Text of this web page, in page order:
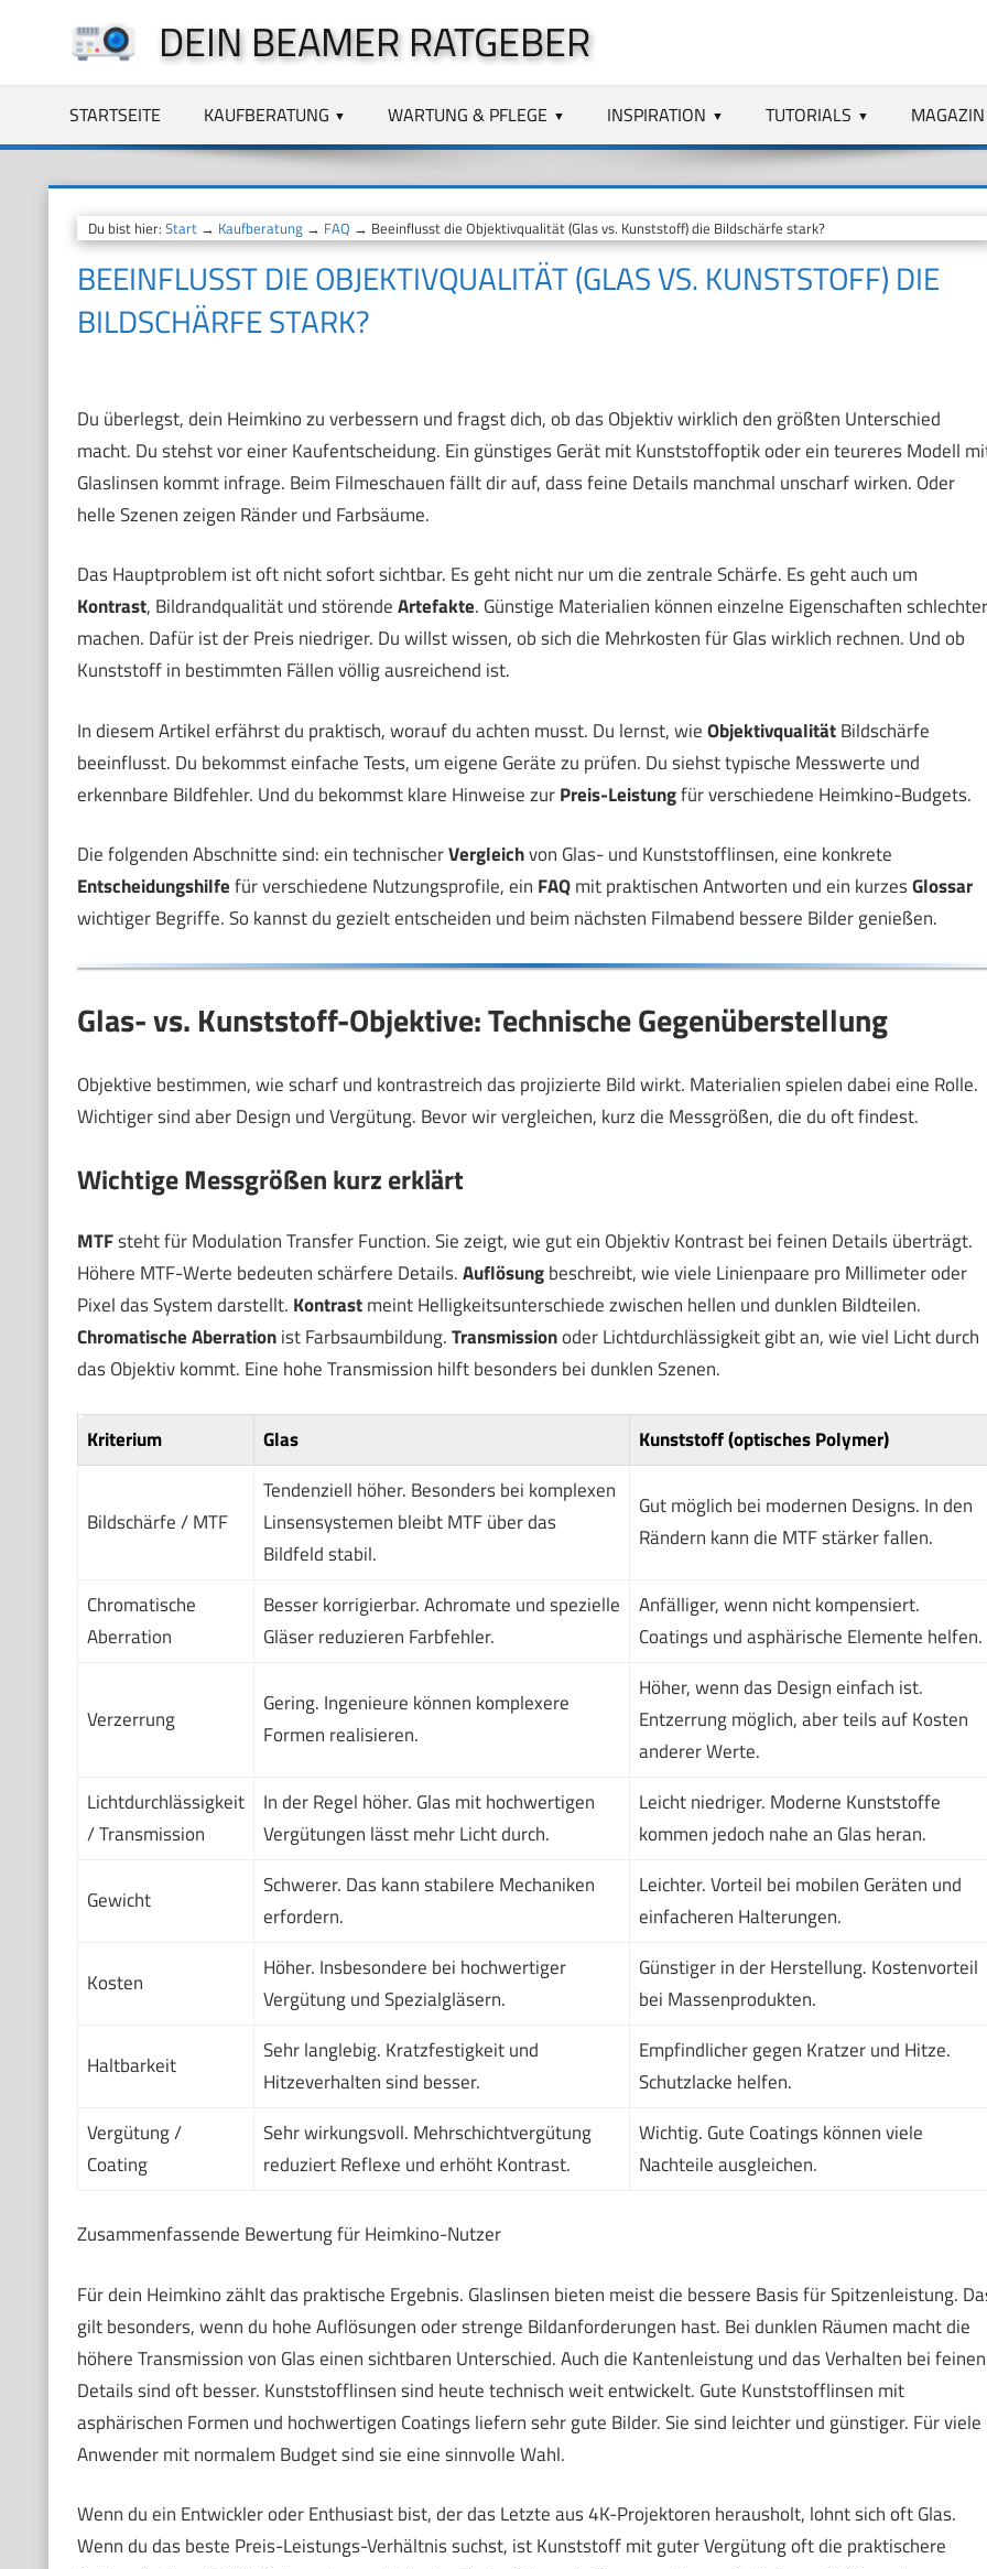
springen
DEIN BEAMER RATGEBER
STARTSEITE KAUFBERATUNG WARTUNG & PFLEGE INSPIRATION TUTORIALS MAGAZIN
Du bist hier: Start→ Kaufberatung→ FAQ → Beeinflusst die Objektivqualität (Glas vs. Kunststoff) die Bildschärfe stark?
BEEINFLUSST DIE OBJEKTIVQUALITÄT (GLAS VS. KUNSTSTOFF) DIE
BILDSCHÄRFE STARK?
Du überlegst, dein Heimkino zu verbessern und fragst dich, ob das Objektiv wirklich den größten Unterschied
macht. Du stehst vor einer Kaufentscheidung. Ein günstiges Gerät mit Kunststoffoptik oder ein teureres Modell
Glaslinsen kommt infrage. Beim Filmeschauen fällt dir auf, dass feine Details manchmal unscharf wirken. Oder
helle Szenen zeigen Ränder und Farbsäume.
Das Hauptproblem ist oft nicht sofort sichtbar. Es geht nicht nur um die zentrale Schärfe. Es geht auch um
Kontrast, Bildrandqualität und störendeArtefakte. Günstige Materialien können einzelne Eigenschaften schlechter
machen. Dafür ist der Preis niedriger. Du willst wissen, ob sich die Mehrkosten für Glas wirklich rechnen. Und ob
Kunststoff in bestimmten Fällen völlig ausreichend ist.
In diesem Artikel erfährst du praktisch, worauf du achten musst. Du lernst, wieObjektivqualitätBildschärfe
beeinflusst. Du bekommst einfache Tests, um eigene Geräte zu prüfen. Du siehst typische Messwerte und
erkennbare Bildfehler. Und du bekommst klare Hinweise zurPreis-Leistungfür verschiedene Heimkino-Budgets.
Die folgenden Abschnitte sind: ein technischerVergleichvon Glas- und Kunststofflinsen, eine konkrete
Entscheidungshilfefür verschiedene Nutzungsprofile, ein FAQmit praktischen Antworten und ein kurzesGlossar
wichtiger Begriffe. So kannst du gezielt entscheiden und beim nächsten Filmabend bessere Bilder genießen.
Glas- vs. Kunststoff-Objektive: Technische Gegenüberstellung
Objektive bestimmen, wie scharf und kontrastreich das projizierte Bild wirkt. Materialien spielen dabei eine Rolle.
Wichtiger sind aber Design und Vergütung. Bevor wir vergleichen, kurz die Messgrößen, die du oft findest.
Wichtige Messgrößen kurz erklärt
MTFsteht für Modulation Transfer Function. Sie zeigt, wie gut ein Objektiv Kontrast bei feinen Details überträgt.
Höhere MTF-Werte bedeuten schärfere Details.Auflösungbeschreibt, wie viele Linienpaare pro Millimeter oder
Pixel das System darstellt. Kontrastmeint Helligkeitsunterschiede zwischen hellen und dunklen Bildteilen.
Chromatische Aberrationist Farbsaumbildung.Transmissionoder Lichtdurchlässigkeit gibt an, wie viel Licht durch
das Objektiv kommt. Eine hohe Transmission hilft besonders bei dunklen Szenen.
Kriterium Glas Kunststoff (optisches Polymer)
Bildschärfe / MTF
Tendenziell höher. Besonders bei komplexen
Linsensystemen bleibt MTF über das
Bildfeld stabil.
Gut möglich bei modernen Designs. In den
Rändern kann die MTF stärker fallen.
Chromatische
Aberration
Besser korrigierbar. Achromate und spezielle
Gläser reduzieren Farbfehler.
Anfälliger, wenn nicht kompensiert.
Coatings und asphärische Elemente helfen.
Verzerrung
Gering. Ingenieure können komplexere
Formen realisieren.
Höher, wenn das Design einfach ist.
Entzerrung möglich, aber teils auf Kosten
anderer Werte.
Lichtdurchlässigkeit
/ Transmission
In der Regel höher. Glas mit hochwertigen
Vergütungen lässt mehr Licht durch.
Leicht niedriger. Moderne Kunststoffe
kommen jedoch nahe an Glas heran.
Gewicht
Schwerer. Das kann stabilere Mechaniken
erfordern.
Leichter. Vorteil bei mobilen Geräten und
einfacheren Halterungen.
Kosten
Höher. Insbesondere bei hochwertiger
Vergütung und Spezialgläsern.
Günstiger in der Herstellung. Kostenvorteil
bei Massenprodukten.
Haltbarkeit
Sehr langlebig. Kratzfestigkeit und
Hitzeverhalten sind besser.
Empfindlicher gegen Kratzer und Hitze.
Schutzlacke helfen.
Vergütung /
Coating
Sehr wirkungsvoll. Mehrschichtvergütung
reduziert Reflexe und erhöht Kontrast.
Wichtig. Gute Coatings können viele
Nachteile ausgleichen.
Zusammenfassende Bewertung für Heimkino-Nutzer
Für dein Heimkino zählt das praktische Ergebnis. Glaslinsen bieten meist die bessere Basis für Spitzenleistung.
gilt besonders, wenn du hohe Auflösungen oder strenge Bildanforderungen hast. Bei dunklen Räumen macht die
höhere Transmission von Glas einen sichtbaren Unterschied. Auch die Kantenleistung und das Verhalten bei feinen
Details sind oft besser. Kunststofflinsen sind heute technisch weit entwickelt. Gute Kunststofflinsen mit
asphärischen Formen und hochwertigen Coatings liefern sehr gute Bilder. Sie sind leichter und günstiger. Für viele
Anwender mit normalem Budget sind sie eine sinnvolle Wahl.
Wenn du ein Entwickler oder Enthusiast bist, der das Letzte aus 4K-Projektoren herausholt, lohnt sich oft Glas.
Wenn du das beste Preis-Leistungs-Verhältnis suchst, ist Kunststoff mit guter Vergütung oft die praktischere